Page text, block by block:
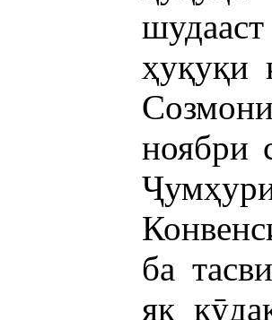
ҳуқуқи
ноябри
ба
як